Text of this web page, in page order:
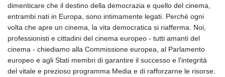
MAD 10.772009
MDL 20.088564
MGA
4963.869122
MKD 61.548176
MMK
2419.480296
dimenticare che il destino della democrazia e quello del cinema,
entrambi nati in Europa, sono intimamente legati. Perché ogni
volta che apre un cinema, la vita democratica si riafferma. Noi,
professionisti e cittadini del cinema europeo - tutti amanti del
cinema - chiediamo alla Commissione europea, al Parlamento
europeo e agli Stati membri di garantire il successo e l'integrità
del vitale e prezioso programma Media e di rafforzarne le risorse.